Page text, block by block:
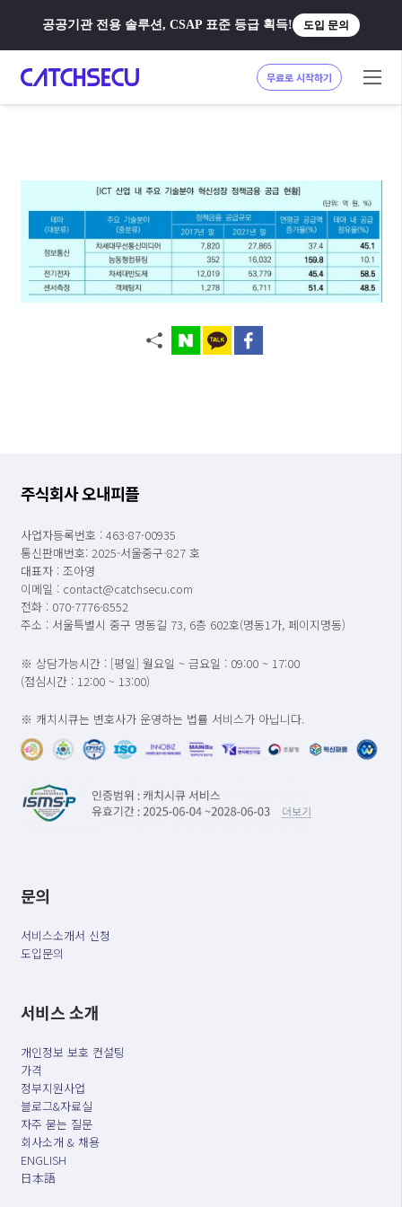
공공기관 전용 솔루션, CSAP 표준 등급 획득! 도입 문의
무료로 시작하기
주식회사 오내피플
사업자등록번호 : 463-87-00935
통신판매번호: 2025-서울중구-827 호
대표자 : 조아영
이메일 : contact@catchsecu.com
전화 : 070-7776-8552
주소 : 서울특별시 중구 명동길 73, 6층 602호(명동1가, 페이지명동)
※ 상담가능시간 : [평일] 월요일 ~ 금요일 : 09:00 ~ 17:00
(점심시간 : 12:00 ~ 13:00)
※ 캐치시큐는 변호사가 운영하는 법률 서비스가 아닙니다.
문의
서비스소개서 신청
도입문의
서비스 소개
개인정보 보호 컨설팅
가격
정부지원사업
블로그&자료실
자주 묻는 질문
회사소개 & 채용
ENGLISH
日本語